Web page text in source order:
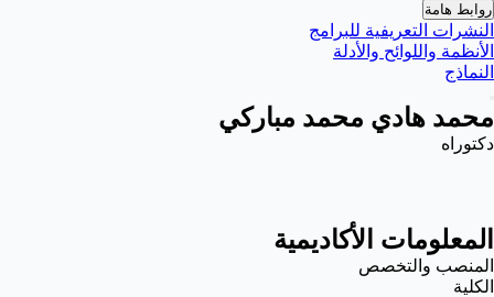
روابط هامة
النشرات التعريفية للبرامج
الأنظمة واللوائح والأدلة
النماذج
محمد هادي محمد مباركي
دكتوراه
المعلومات الأكاديمية
المنصب والتخصص
الكلية